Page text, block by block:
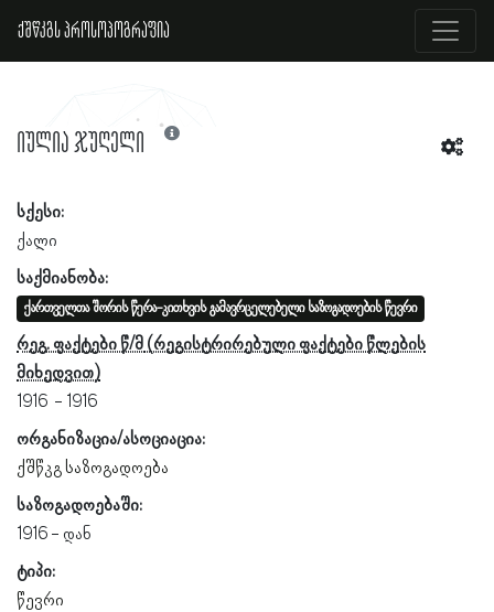
ქშწკგს პროსოპოგრაფია
იულია ჯუღელი
სქესი:
ქალი
საქმიანობა:
ქართველთა შორის წერა-კითხვის გამავრცელებელი საზოგადოების წევრი
რეგ. ფაქტები წ/მ
1916
1916
ორგანიზაცია/ასოციაცია:
ქშწკგ საზოგადოება
საზოგადოებაში:
1916
ტიპი:
წევრი